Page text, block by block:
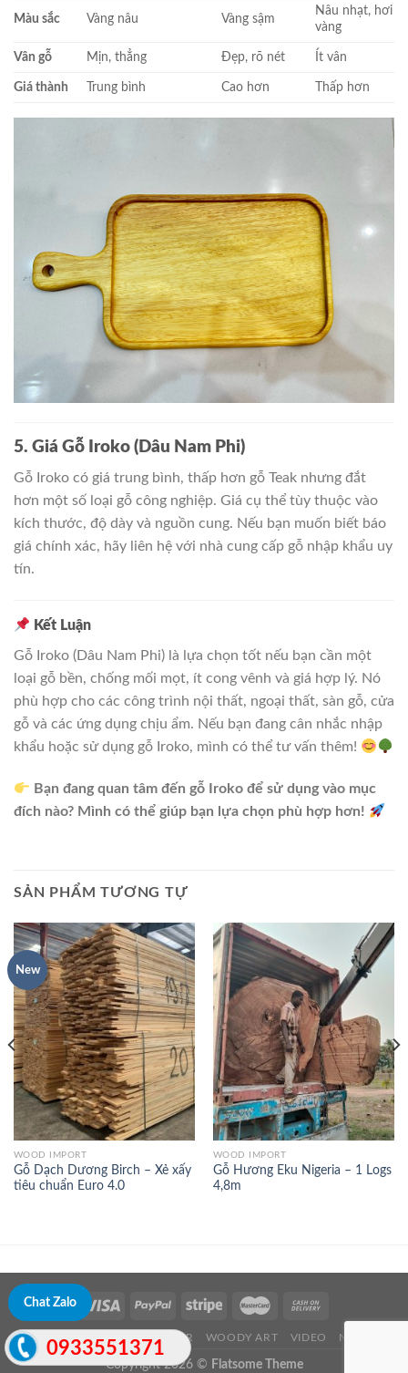
Màu sắc Vàng nâu Vàng sậm
Nâu nhạt, hơi
vàng
Vân gỗ Mịn, thẳng Đẹp, rõ nét Ít vân
Giá thành Trung bình Cao hơn Thấp hơn
5. Giá Gỗ Iroko (Dâu Nam Phi)
Gỗ Iroko có giá trung bình, thấp hơn gỗ Teak nhưng đắt
hơn một số loại gỗ công nghiệp. Giá cụ thể tùy thuộc vào
kích thước, độ dày và nguồn cung. Nếu bạn muốn biết báo
giá chính xác, hãy liên hệ với nhà cung cấp gỗ nhập khẩu uy
tín.
Kết Luận
Gỗ Iroko (Dâu Nam Phi) là lựa chọn tốt nếu bạn cần một
loại gỗ bền, chống mối mọt, ít cong vênh và giá hợp lý. Nó
phù hợp cho các công trình nội thất, ngoại thất, sàn gỗ, cửa
gỗ và các ứng dụng chịu ẩm. Nếu bạn đang cân nhắc nhập
khẩu hoặc sử dụng gỗ Iroko, mình có thể tư vấn thêm!
Bạn đang quan tâm đến gỗ Iroko để sử dụng vào mục
đích nào? Mình có thể giúp bạn lựa chọn phù hợp hơn!
SẢN PHẨM TƯƠNG TỰ
New
WOOD IMPORT
Gỗ Dạch Dương Birch – Xẻ xấy
tiêu chuẩn Euro 4.0
WOOD IMPORT
Gỗ Hương Eku Nigeria – 1 Logs
4,8m
ABOUT US WOOD TIMBER WOODY ART VIDEO NEWS
Copyright 2026 © Flatsome Theme
Chat Zalo
0933551371